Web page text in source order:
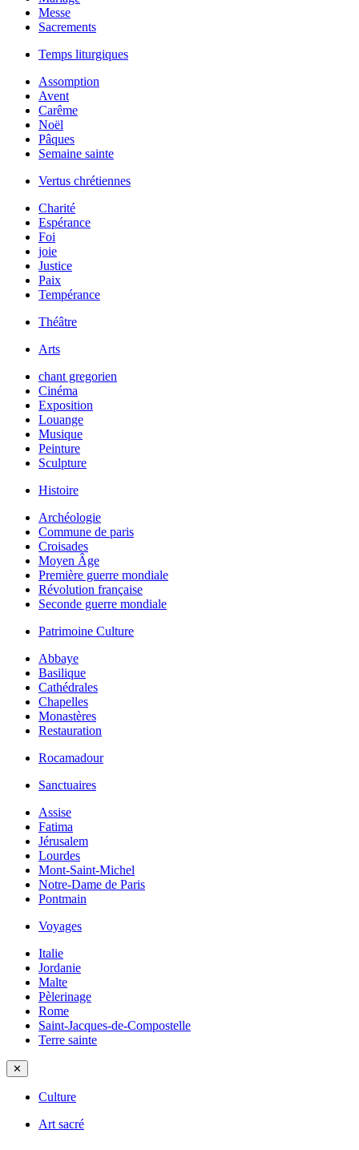
Messe
Sacrements
Temps liturgiques
Assomption
Avent
Carême
Noël
Pâques
Semaine sainte
Vertus chrétiennes
Charité
Espérance
Foi
joie
Justice
Paix
Tempérance
Théâtre
Arts
chant gregorien
Cinéma
Exposition
Louange
Musique
Peinture
Sculpture
Histoire
Archéologie
Commune de paris
Croisades
Moyen Âge
Première guerre mondiale
Révolution française
Seconde guerre mondiale
Patrimoine Culture
Abbaye
Basilique
Cathédrales
Chapelles
Monastères
Restauration
Rocamadour
Sanctuaires
Assise
Fatima
Jérusalem
Lourdes
Mont-Saint-Michel
Notre-Dame de Paris
Pontmain
Voyages
Italie
Jordanie
Malte
Pèlerinage
Rome
Saint-Jacques-de-Compostelle
Terre sainte
✕
Culture
Art sacré